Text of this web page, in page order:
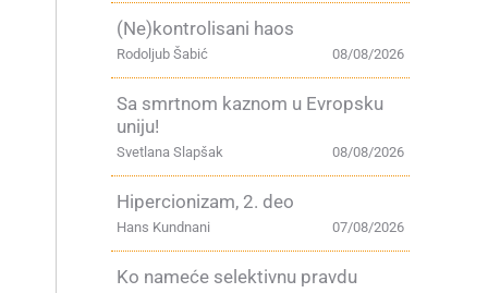
(Ne)kontrolisani haos
08/08/2026
Rodoljub Šabić
Sa smrtnom kaznom u Evropsku
uniju!
08/08/2026
Svetlana Slapšak
Hipercionizam, 2. deo
07/08/2026
Hans Kundnani
Ko nameće selektivnu pravdu